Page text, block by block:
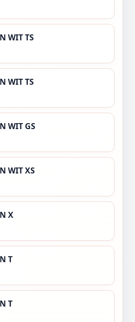
WIT TS
WIT TS
WIT GS
WIT XS
X
T
T